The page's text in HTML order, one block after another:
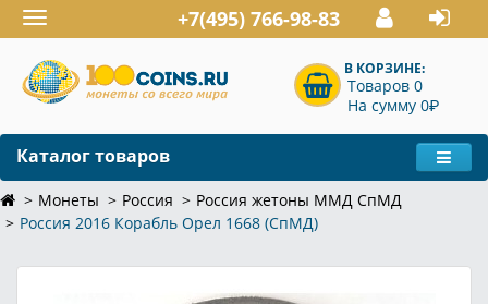
Toggle
navigation
+7(495) 766-98-83
В КОРЗИНЕ:
Товаров 0
На сумму 0P
Каталог товаров
Монеты Россия
Россия жетоны ММД СпМД
Россия 2016 Корабль Орел 1668 (СпМД)